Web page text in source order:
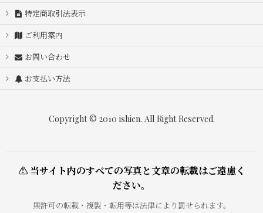
特定商取引法表示
ご利用案内
お問い合わせ
お支払い方法
Copyright © 2010 ishien. All Right Reserved.
⚠ 当サイト内のすべての写真と文章の転載はご遠慮く
ださい。
無許可の転載・複製・転用等は法律により罰せられます。